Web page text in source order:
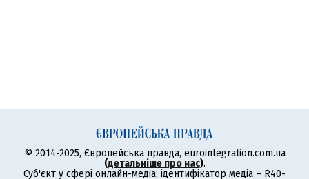
© 2014-2025, Європейська правда, eurointegration.com.ua
(детальніше про нас).
Суб'єкт у сфері онлайн-медіа; ідентифікатор медіа – R40-